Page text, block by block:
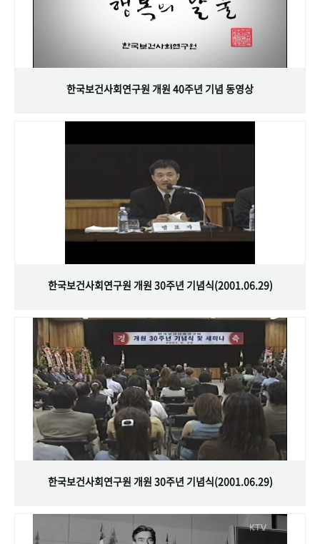
한국보건사회연구원 개원 40주년 기념 동영상
한국보건사회연구원 개원 30주년 기념식(2001.06.29)
한국보건사회연구원 개원 30주년 기념식(2001.06.29)